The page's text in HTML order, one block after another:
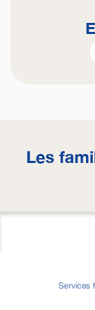
Les
Services